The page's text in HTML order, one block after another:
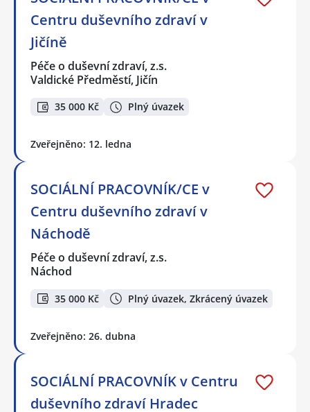
Centru duševního zdraví v
Jičíně
Péče o duševní zdraví, z.s.
Valdické Předměstí, Jičín
35 000 Kč Plný úvazek
Zveřejněno: 12. ledna
SOCIÁLNÍ PRACOVNÍK/CE v
Centru duševního zdraví v
Náchodě
Péče o duševní zdraví, z.s.
Náchod
35 000 Kč Plný úvazek, Zkrácený úvazek
Zveřejněno: 26. dubna
SOCIÁLNÍ PRACOVNÍK v Centru
duševního zdraví Hradec